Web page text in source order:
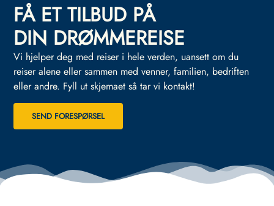
FÅ ET TILBUD PÅ
DIN DRØMMEREISE
Vi hjelper deg med reiser i hele verden, uansett om du
reiser alene eller sammen med venner, familien, bedriften
eller andre. Fyll ut skjemaet så tar vi kontakt!
SEND FORESPØRSEL